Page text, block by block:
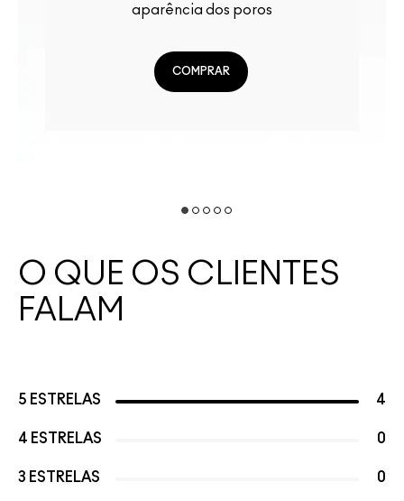
aparência dos poros
COMPRAR
O QUE OS CLIENTES
FALAM
5 ESTRELAS 4
4 ESTRELAS 0
3 ESTRELAS 0